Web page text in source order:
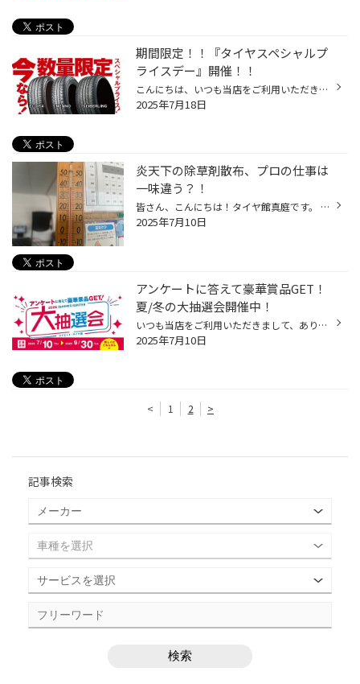
期間限定！！『タイヤスペシャルプ
ライスデー』開催！！
こんにちは、いつも当店をご利用いただきましてありがとうございます。 本日より、コクピット・タイヤ館におきまして、 期間限定！ サイズ限定！！ 数量限定！！！ お得にお買い求めいただける、「タイヤスペシャルプライスデー」がスタートします！ お得なタイヤのご紹介！！ ワゴンR、N-BOX、タン...
2025年7月18日
炎天下の除草剤散布、プロの仕事は
一味違う？！
皆さん、こんにちは！タイヤ館真庭です。 さて、先日、当店の敷地内で熱いドラマが繰り広げられました。 そう、炎天下での除草剤散布です。 この時期の除草剤散布は、まさに職人技。 照りつける太陽の下、アスファルトからの照り返しで体感温度はぐんぐん上昇します。 そんな過酷な環境の中、黙々と...
2025年7月10日
アンケートに答えて豪華賞品GET！
夏/冬の大抽選会開催中！
いつも当店をご利用いただきまして、ありがとうございます。 7月10日(木)から、「夏/冬の大抽選会」を開催しております！ コクピット・タイヤ館アプリからアンケートに答えて頂くと、抽選で豪華景品をプレゼント！ コクピット・タイヤ館アプリからアンケートをお答え頂いた方全員、抽選にご参加いた...
2025年7月10日
< 1 2 >
記事検索